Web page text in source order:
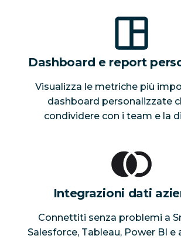
Dashboard e report
Visualizza le metriche più
dashboard personalizzate
condividere con i team e la
Integrazioni dati
Connettiti senza problemi a
Salesforce, Tableau, Power BI e